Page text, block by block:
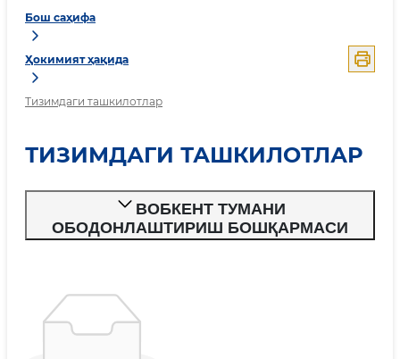
Бош саҳифа
Ҳокимият ҳақида
Тизимдаги ташкилотлар
ТИЗИМДАГИ ТАШКИЛОТЛАР
ВОБКЕНТ ТУМАНИ
ОБОДОНЛАШТИРИШ БОШҚАРМАСИ